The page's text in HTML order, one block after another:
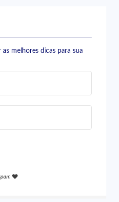
as melhores dicas para sua